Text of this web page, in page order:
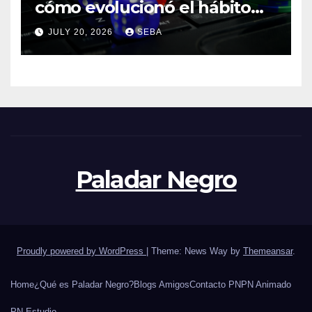
cómo evolucionó el hábito
del hincha en la era digital
JULY 20, 2026 SEBA
Paladar Negro
Proudly powered by WordPress | Theme: News Way by Themeansar.
Home¿Qué es Paladar Negro?Blogs AmigosContacto PN PN Animado